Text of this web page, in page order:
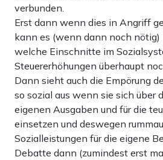
verbunden.
Erst dann wenn dies in Angriff
kann es (wenn dann noch
welche Einschnitte im
Steuererhöhungen überhaupt
Dann sieht auch die Empörung
so sozial aus wenn sie sich über
eigenen Ausgaben und für die
einsetzen und deswegen
Sozialleistungen für die eigene
Debatte dann (zumindest erst